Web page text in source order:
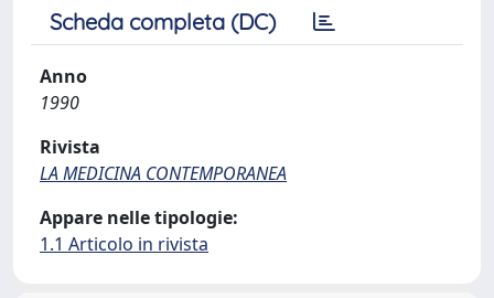
Scheda completa (DC)
Anno
1990
Rivista
LA MEDICINA CONTEMPORANEA
Appare nelle tipologie:
1.1 Articolo in rivista